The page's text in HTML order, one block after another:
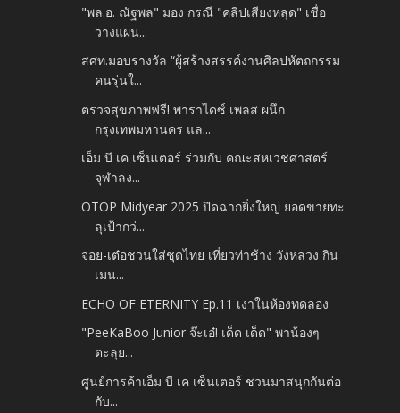
"พล.อ. ณัฐพล" มอง กรณี "คลิปเสียงหลุด" เชื่อ
วางแผน...
สศท.มอบรางวัล “ผู้สร้างสรรค์งานศิลปหัตถกรรม
คนรุ่นใ...
ตรวจสุขภาพฟรี! พาราไดซ์ เพลส ผนึก
กรุงเทพมหานคร แล...
เอ็ม บี เค เซ็นเตอร์ ร่วมกับ คณะสหเวชศาสตร์
จุฬาลง...
OTOP Midyear 2025 ปิดฉากยิ่งใหญ่ ยอดขายทะ
ลุเป้ากว่...
จอย-เต๋อชวนใส่ชุดไทย เที่ยวท่าช้าง วังหลวง กิน
เมน...
ECHO OF ETERNITY Ep.11 เงาในห้องทดลอง
"PeeKaBoo Junior จ๊ะเอ๋! เด็ด เด็ด" พาน้องๆ
ตะลุย...
ศูนย์การค้าเอ็ม บี เค เซ็นเตอร์ ชวนมาสนุกกันต่อ
กับ...